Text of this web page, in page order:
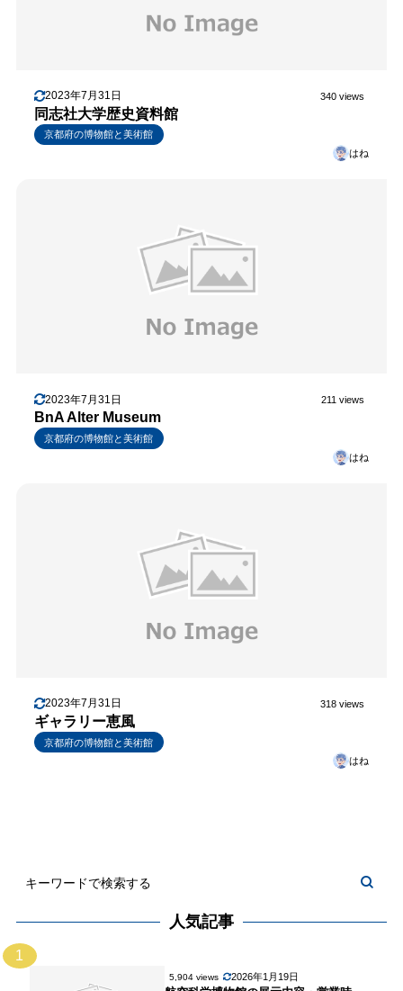
2023年7月31日 340 views
同志社大学歴史資料館
京都府の博物館と美術館
はね
2023年7月31日 211 views
BnA Alter Museum
京都府の博物館と美術館
はね
2023年7月31日 318 views
ギャラリー恵風
京都府の博物館と美術館
はね
人気記事
1
5,904 views 2026年1月19日